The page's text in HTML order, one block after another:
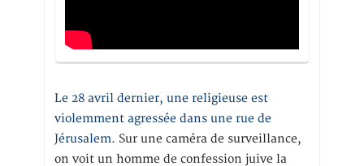
Le 28 avril dernier, une religieuse est
violemment agressée dans une rue de
Jérusalem. Sur une caméra de surveillance,
on voit un homme de confession juive la